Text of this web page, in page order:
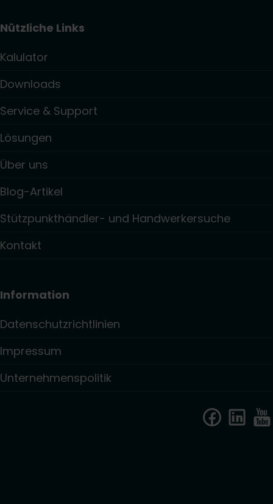
Nützliche Links
Kalulator
Downloads
Service & Support
Lösungen
Über uns
Blog-Artikel
Stützpunkthändler- und Handwerkersuche
Kontakt
Information
Datenschutzrichtlinien
Impressum
Unternehmenspolitik